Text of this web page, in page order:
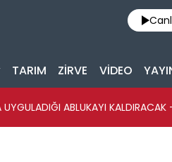
TARIM ZİRVE VİDEO
ABLUKAYI KALDIRACAK